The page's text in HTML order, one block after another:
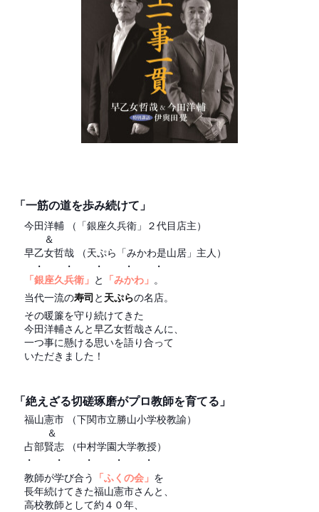
「一筋の道を歩み続けて」
今田洋輔 （「銀座久兵衛」２代目店主）
＆
早乙女哲哉 （天ぷら「みかわ是山居」主人）
・ ・ ・ ・ ・
「銀座久兵衛」 と 「みかわ」 。
当代一流の寿司 と 天ぷらの名店。
その暖簾を守り続けてきた
今田洋輔さんと早乙女哲哉さんに、
一つ事に懸ける思いを語り合って
いただきました！
「絶えざる切磋琢磨がプロ教師を育てる」
福山憲市 （下関市立勝山小学校教諭）
＆
占部賢志 （中村学園大学教授）
・ ・ ・ ・ ・
教師が学び合う
「ふくの会」 を
長年続けてきた福山憲市さんと、
高校教師として約４０年、